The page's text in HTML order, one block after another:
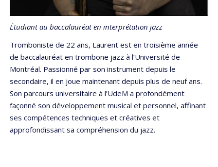
Étudiantau baccalauréat en interprétation jazz
Tromboniste de 22 ans, Laurent est en troisième année
de baccalauréat en trombone jazz à l’Université de
Montréal. Passionné par son instrument depuis le
secondaire, il en joue maintenant depuis plus de neuf ans.
Son parcours universitaire à l’UdeM a profondément
façonné son développement musical et personnel, affinant
ses compétences techniques et créatives et
approfondissant sa compréhension du jazz.